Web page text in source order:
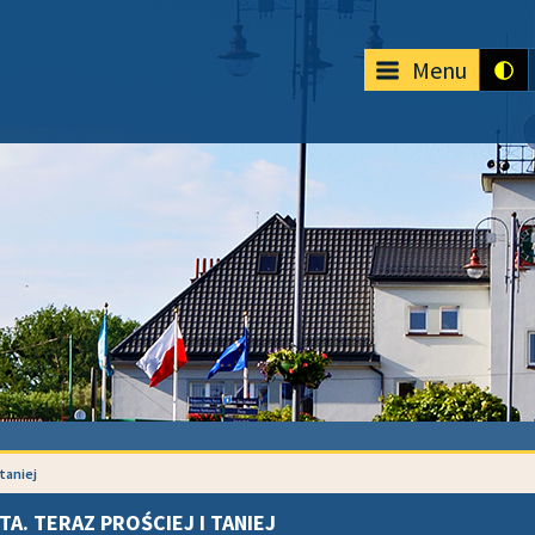
Menu
TERAZ PROŚCIEJ I TANIEJ